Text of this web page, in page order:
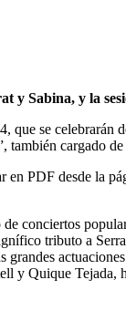
Sabina, y la
se
cargado de
PDF desde la
conciertos
tributo a
y Quique